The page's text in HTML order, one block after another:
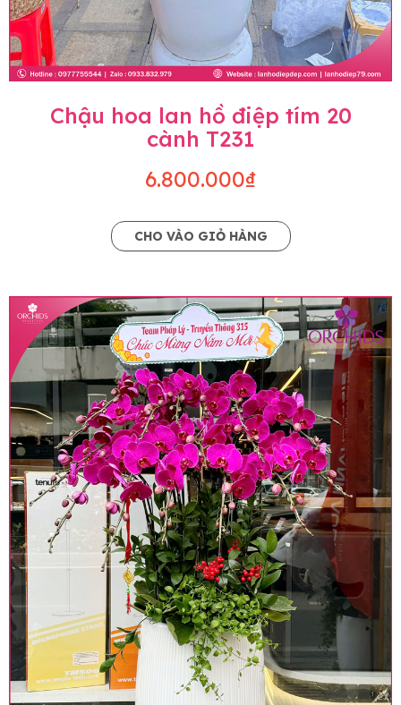
Chậu hoa lan hồ điệp tím 20
cành T231
6.800.000₫
CHO VÀO GIỎ HÀNG